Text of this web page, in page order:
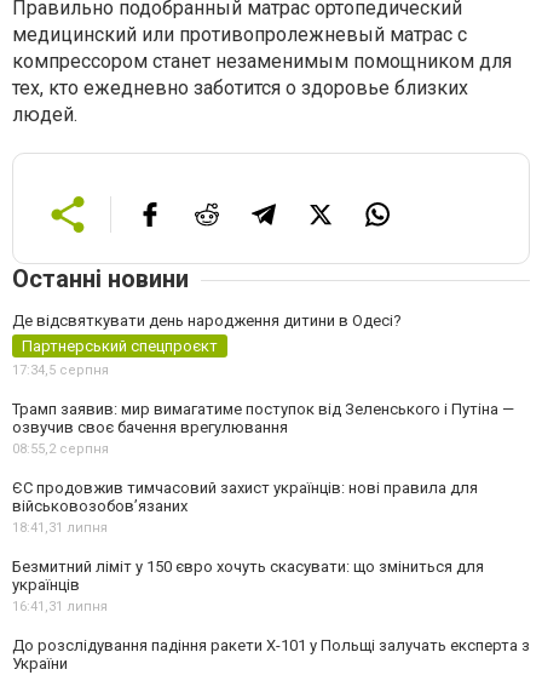
Правильно подобранный матрас ортопедический
медицинский или противопролежневый матрас с
компрессором станет незаменимым помощником для
тех, кто ежедневно заботится о здоровье близких
людей.
Останні новини
Де відсвяткувати день народження дитини в Одесі?
Партнерський спецпроєкт
17:34,5 серпня
Трамп заявив: мир вимагатиме поступок від Зеленського і Путіна —
озвучив своє бачення врегулювання
08:55,2 серпня
ЄС продовжив тимчасовий захист українців: нові правила для
військовозобов’язаних
18:41,31 липня
Безмитний ліміт у 150 євро хочуть скасувати: що зміниться для
українців
16:41,31 липня
До розслідування падіння ракети Х-101 у Польщі залучать експерта з
України